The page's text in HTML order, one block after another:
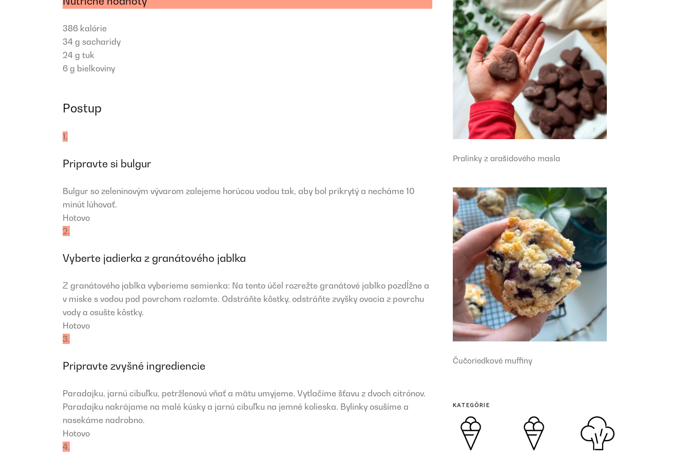
386 kalórie
34 g sacharidy
24 g tuk
6 g bielkoviny
Postup
1.
Pripravte si bulgur
Bulgur so zeleninovým vývarom zalejeme horúcou vodou tak, aby bol prikrytý a necháme 10
minút lúhovať.
Hotovo
2.
Vyberte jadierka z granátového jablka
Z granátového jablka vyberieme semienka: Na tento účel rozrežte granátové jablko pozdĺžne a
v miske s vodou pod povrchom rozlomte. Odstráňte kôstky, odstráňte zvyšky ovocia z povrchu
vody a osušte kôstky.
Hotovo
3.
Pripravte zvyšné ingrediencie
Paradajku, jarnú cibuľku, petržlenovú vňať a mätu umyjeme. Vytlačíme šťavu z dvoch citrónov.
Paradajku nakrájame na malé kúsky a jarnú cibuľku na jemné kolieska. Bylinky osušíme a
nasekáme nadrobno.
Hotovo
4.
Pralinky z arašidového masla
Čučoriedkové muffiny
KATEGÓRIE